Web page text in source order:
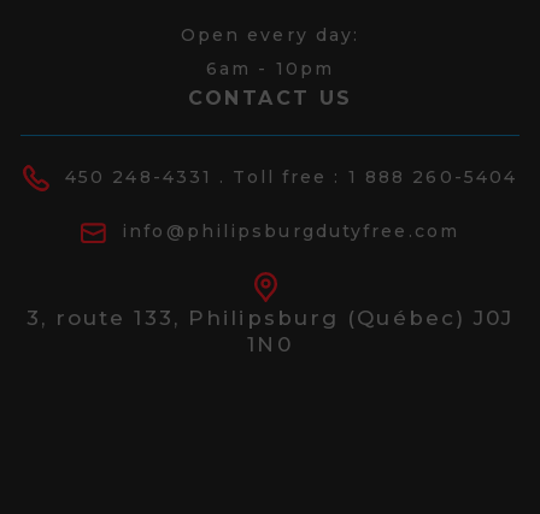
Open every day:
6am - 10pm
CONTACT US
450 248-4331 . Toll free : 1 888 260-5404
info@philipsburgdutyfree.com
3, route 133, Philipsburg (Québec) J0J
1N0